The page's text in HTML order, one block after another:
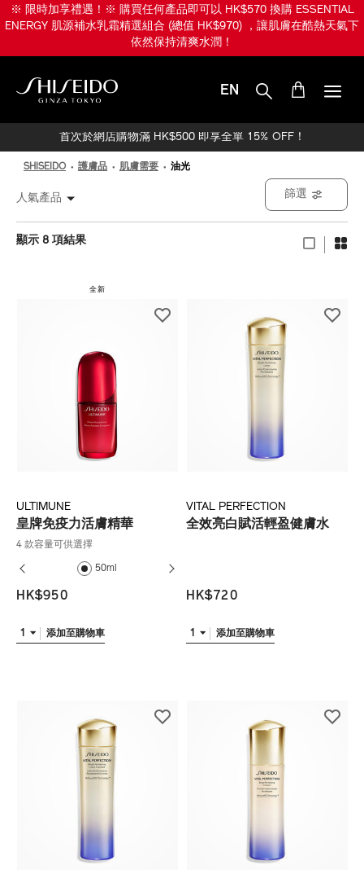
至
※ 限時加享禮遇！※ 購買任何產品即可以 HK$570 換購 ESSENTIAL
ENERGY 肌源補水乳霜精選組合 (總值 HK$970) ，讓肌膚在酷熱天氣下
依然保持清爽水潤！
EN
首次於網店購物滿 HK$500 即享全單 15% OFF！
SHISEIDO 護膚品 肌膚需要 油光
人氣產品
顯示 8 項結果
篩選
全新
ULTIMUNE
皇牌免疫力活膚精華
4 款容量可供選擇
50ml
HK$950
1 添加至購物車
VITAL PERFECTION
全效亮白賦活輕盈健膚水
HK$720
1 添加至購物車